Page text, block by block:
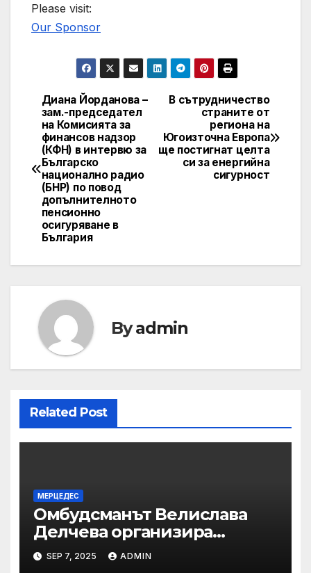
Please visit:
Our Sponsor
Post
navigation
В сътрудничество
страните от
региона на
Югоизточна Европа
ще постигнат целта
си за енергийна
сигурност
Диана Йорданова –
зам.-председател
на Комисията за
финансов надзор
(КФН) в интервю за
Българско
национално радио
(БНР) по повод
допълнителното
пенсионно
осигуряване в
България
Byadmin
Related Post
МЕРЦЕДЕС
Омбудсманът Велислава
Делчева организира
изслушване на
номинираните кандидати
SEP 7, 2025 ADMIN